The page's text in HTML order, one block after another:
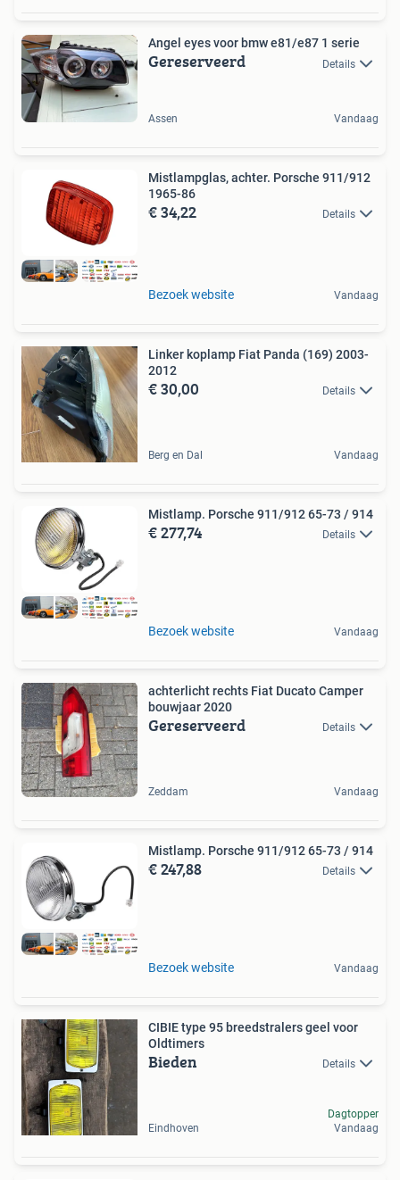
Angel eyes voor bmw e81/e87 1 serie
Gereserveerd Details
Assen Vandaag
Mistlampglas, achter. Porsche 911/912
1965-86
€ 34,22 Details
Bezoek website Vandaag
Linker koplamp Fiat Panda (169) 2003-
2012
€ 30,00 Details
Berg en Dal Vandaag
Mistlamp. Porsche 911/912 65-73 / 914
€ 277,74 Details
Bezoek website Vandaag
achterlicht rechts Fiat Ducato Camper
bouwjaar 2020
Gereserveerd Details
Zeddam Vandaag
Mistlamp. Porsche 911/912 65-73 / 914
€ 247,88 Details
Bezoek website Vandaag
CIBIE type 95 breedstralers geel voor
Oldtimers
Bieden Details
Eindhoven
Dagtopper
Vandaag